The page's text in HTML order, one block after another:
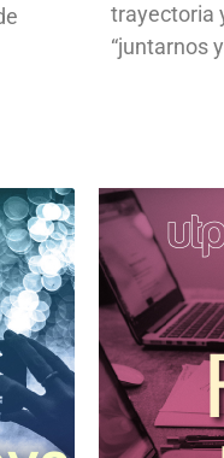
trayectoria
“juntarnos